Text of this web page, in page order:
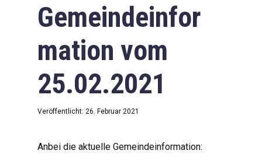
Downloads
Impressum
Datenschutzerklärung
Gemeindeinfor
mation vom
25.02.2021
Veröffentlicht: 26. Februar 2021
Anbei die aktuelle Gemeindeinformation: